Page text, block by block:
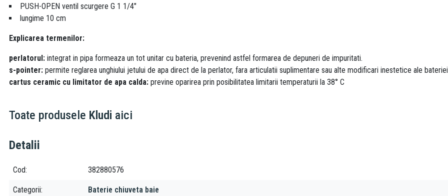
PUSH-OPEN ventil scurgere G 1 1/4"
lungime 10 cm
Explicarea termenilor:
perlatorul: integrat in pipa formeaza un tot unitar cu bateria, prevenind astfel formarea de depuneri de impuritati.
s-pointer: permite reglarea unghiului jetului de apa direct de la perlator, fara articulatii suplimentare sau alte modificari inestetice ale
cartus ceramic cu limitator de apa calda: previne oparirea prin posibilitatea limitarii temperaturii la 38° C
Toate produsele Kludi aici
Detalii
Cod 382880576
Categorii Baterie chiuveta baie